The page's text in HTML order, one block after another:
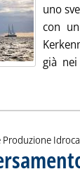
uno
con
già
Produzione
. Sottotitolo: Thyna
. Pubblicata mercoledì